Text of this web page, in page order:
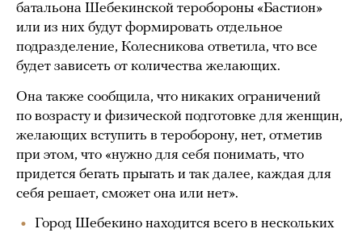
батальона Шебекинской теробороны «Бастион»
или из них будут формировать отдельное
подразделение, Колесникова ответила, что все
будет зависеть от количества желающих.
Она также сообщила, что никаких ограничений
по возрасту и физической подготовке для женщин,
желающих вступить в тероборону, нет, отметив
при этом, что «нужно для себя понимать, что
придется бегать прыгать и так далее, каждая для
себя решает, сможет она или нет».
Город Шебекино находится всего в нескольких